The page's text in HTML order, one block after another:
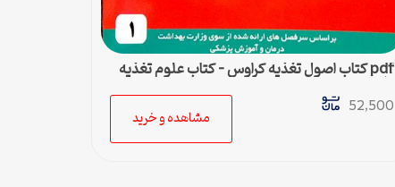
pdf کتاب اصول تغذیه کراوس – کتاب علوم تغذیه
دانشجویان پزشکی
52,500
مشاهده و خرید